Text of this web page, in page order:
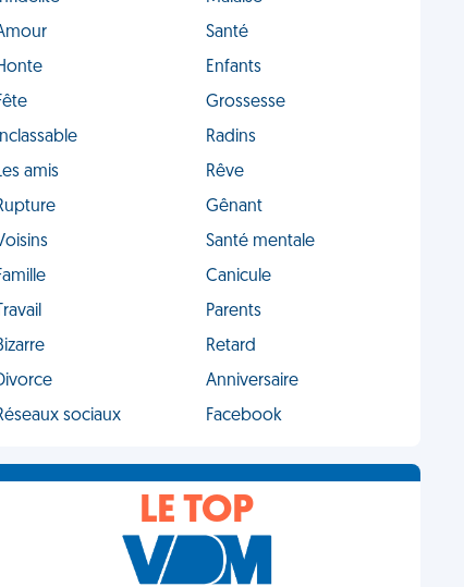
Santé
Enfants
Grossesse
Inclassable
Radins
amis
Rêve
Gênant
Santé mentale
Canicule
Travail
Parents
Retard
Anniversaire
sociaux
Facebook
LE TOP